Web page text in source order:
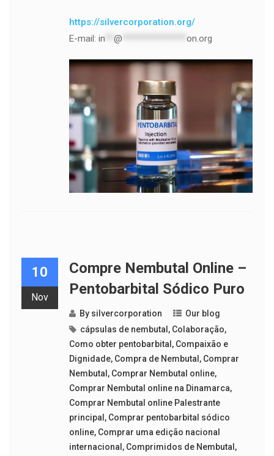
https://silvercorporation.org/
E-mail: in @ on.org
10
Nov
Compre Nembutal Online –
Pentobarbital Sódico Puro
By silvercorporation
Our blog
cápsulas de nembutal , Colaboração,
Como obter pentobarbital , Compaixão e
Dignidade, Compra de Nembutal , Comprar
Nembutal , Comprar Nembutal online,
Comprar Nembutal online na Dinamarca,
Comprar Nembutal online Palestrante
principal , Comprar pentobarbital sódico
online, Comprar uma edição nacional
internacional , Comprimidos de Nembutal ,